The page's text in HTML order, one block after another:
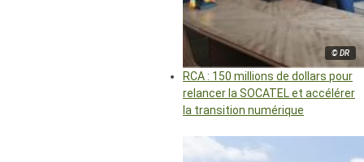
© DR
RCA : 150 millions de dollars pour
relancer la SOCATEL et accélérer
la transition numérique